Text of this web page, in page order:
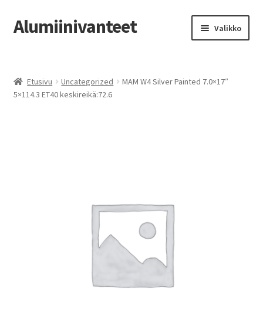
Siirry
navigointiin
Siirry
sisältöön
Alumiinivanteet Valikko
Kauppa
Etusivu Uncategorized
MAM W4 Silver Painted 7.0×17″
5×114.3 ET40 keskireikä:72.6